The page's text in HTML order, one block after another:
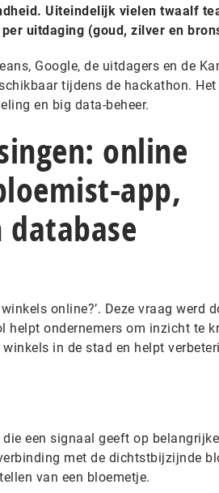
Uiteindelijk vielen twaalf
uitdaging (goud, zilver en
Google, de uitdagers en de
tijdens de hackathon. Het
en big data-beheer.
online
app,
online?’. Deze vraag werd
helpt ondernemers om inzicht te
in de stad en helpt
die een signaal geeft op
met de dichtstbijzijnde
van een bloemetje.